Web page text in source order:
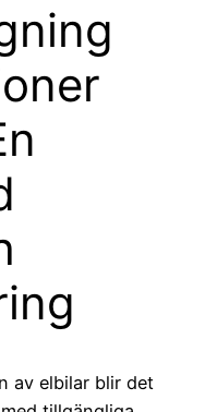
av elbilar blir det